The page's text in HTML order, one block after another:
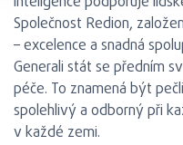
Společnost Redion,
– excelence a snadná
Generali stát se předním
péče. To znamená být
spolehlivý a odborný při
v každé zemi.